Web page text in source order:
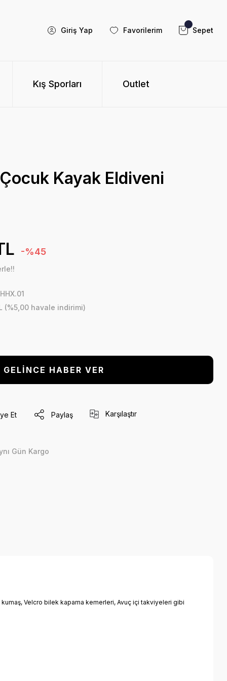
Giriş Yap Favorilerim Sepet
Kış Sporları Outlet
Kayak Eldiveni
-%45
(%5,00 havale indirimi)
GELİNCE HABER VER
Et Paylaş Karşılaştır
Gün Kargo
Velcro bilek kapama kemerleri, Avuç içi takviyeleri gibi